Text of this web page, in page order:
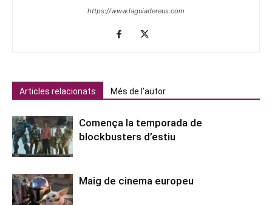
https://www.laguiadereus.com
Articles relacionats Més de l'autor
Comença la temporada de
blockbusters d’estiu
Maig de cinema europeu